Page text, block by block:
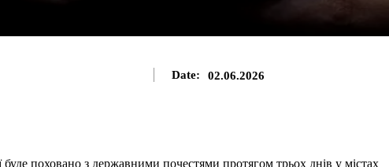
Date: 02.06.2026
поховано з державними почестями протягом трьох днів у містах